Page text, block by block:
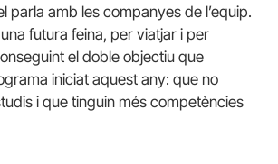
parla amb les companyes de l’equip.
futura feina, per viatjar i per
el doble objectiu que
iniciat aquest any: que no
i que tinguin més competències